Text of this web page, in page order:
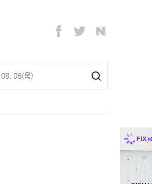
08 06(목)